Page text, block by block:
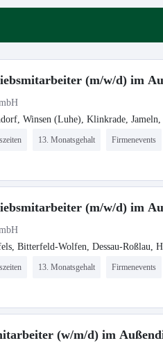
(m/w/d) im
Winsen (Luhe), Klinkrade, Jameln,
13. Monatsgehalt Firmenevents
(m/w/d) im
Bitterfeld-Wolfen, Dessau-Roßlau,
13. Monatsgehalt Firmenevents
(w/m/d) im